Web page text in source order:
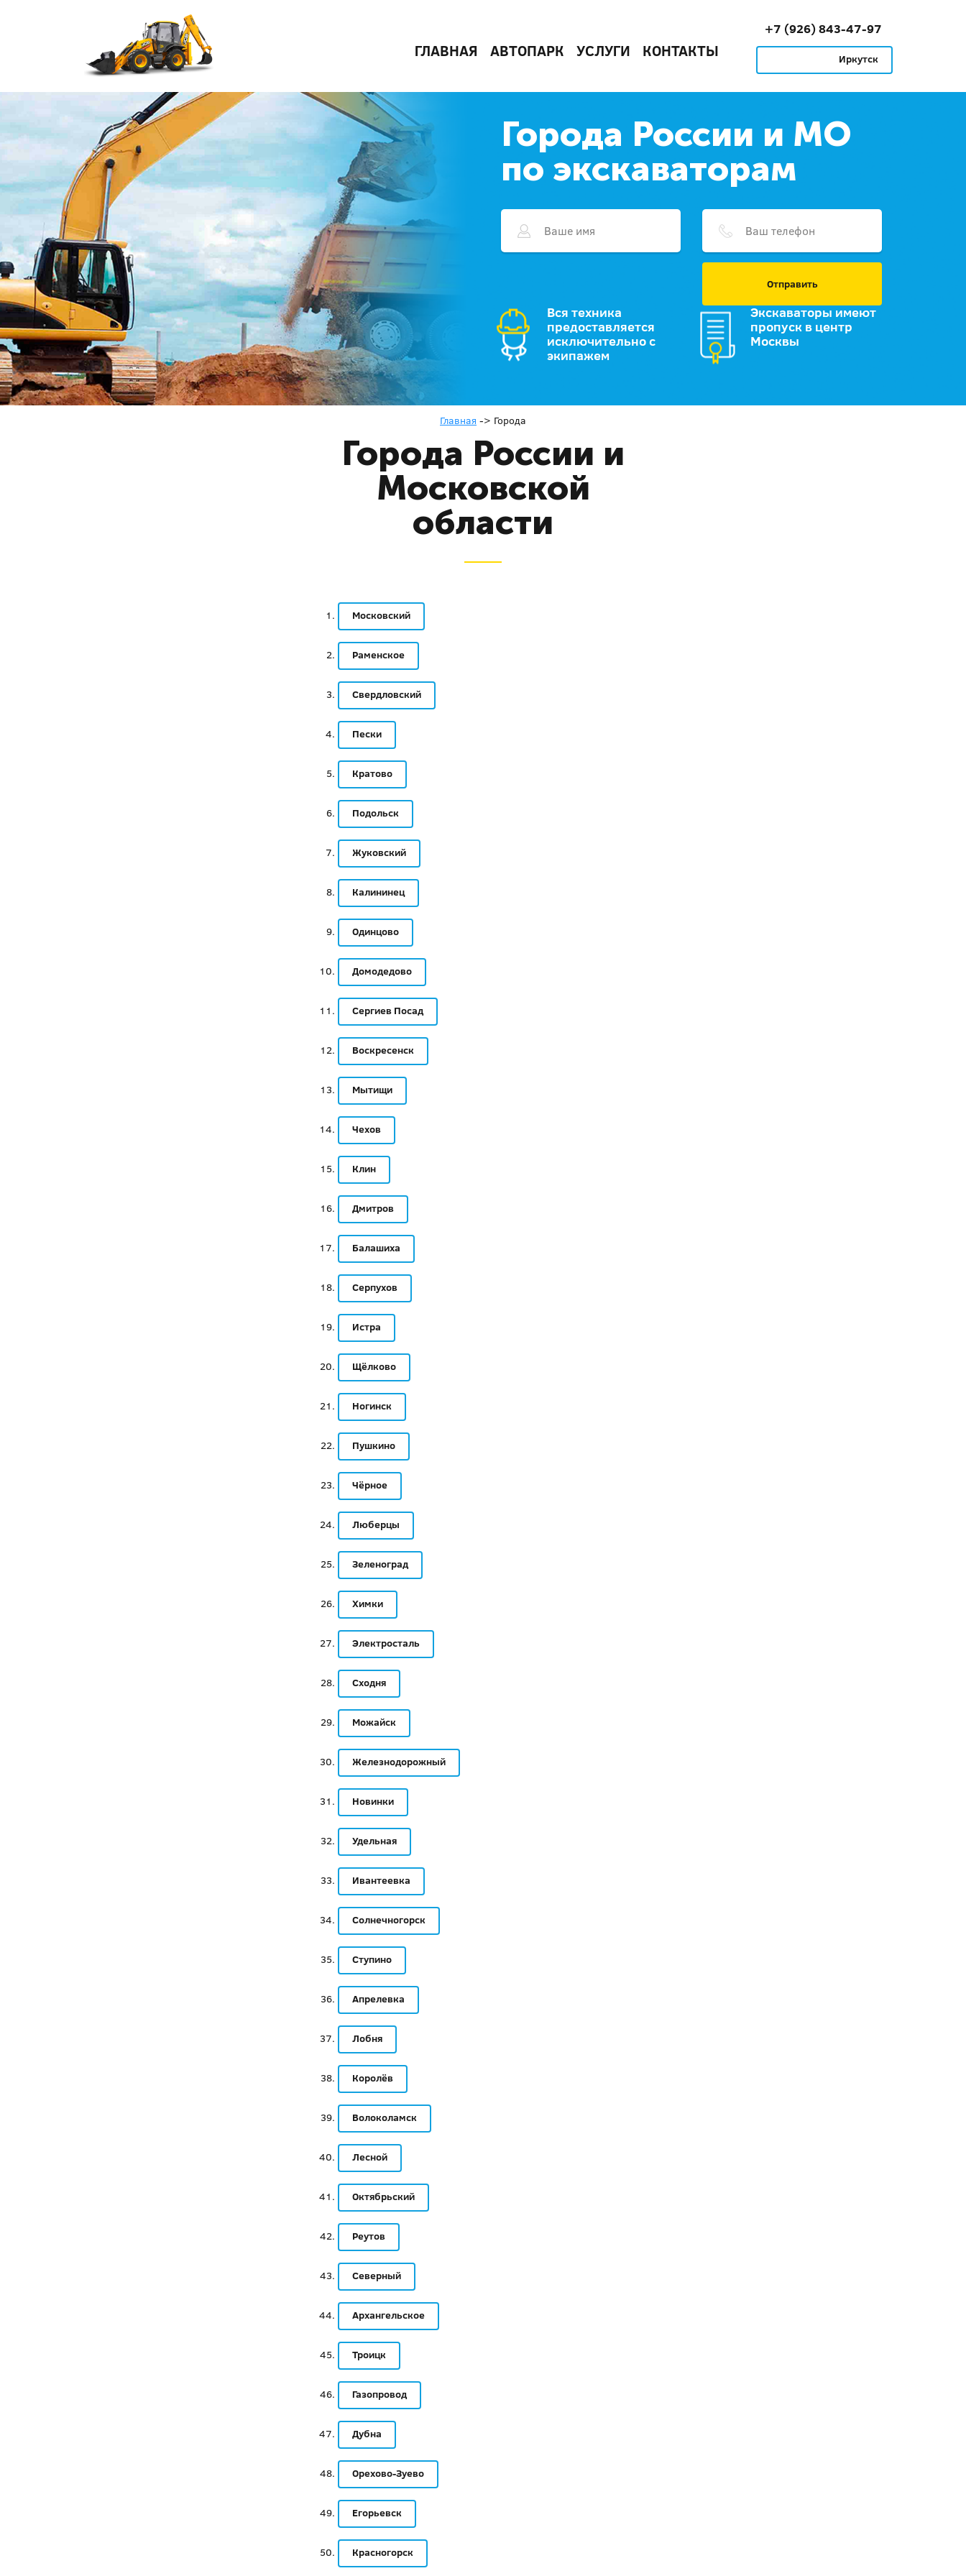
ГЛАВНАЯ АВТОПАРК УСЛУГИ КОНТАКТЫ
+7 (926) 843-47-97
Иркутск
Города России и МО
по экскаваторам
Отправить
Вся техника
предоставляется
исключительно с
экипажем
Экскаваторы имеют
пропуск в центр
Москвы
Главная -> Города
Города России и
Московской
области
Московский
Раменское
Свердловский
Пески
Кратово
Подольск
Жуковский
Калининец
Одинцово
Домодедово
Сергиев Посад
Воскресенск
Мытищи
Чехов
Клин
Дмитров
Балашиха
Серпухов
Истра
Щёлково
Ногинск
Пушкино
Чёрное
Люберцы
Зеленоград
Химки
Электросталь
Сходня
Можайск
Железнодорожный
Новинки
Удельная
Ивантеевка
Солнечногорск
Ступино
Апрелевка
Лобня
Королёв
Волоколамск
Лесной
Октябрьский
Реутов
Северный
Архангельское
Троицк
Газопровод
Дубна
Орехово-Зуево
Егорьевск
Красногорск